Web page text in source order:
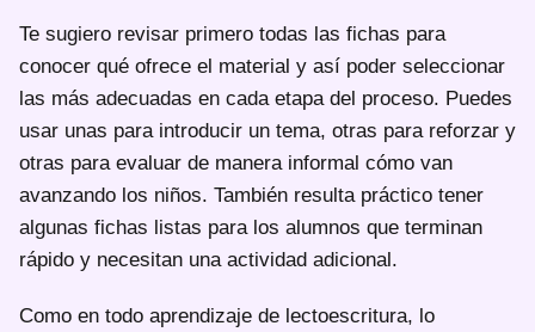
Te sugiero revisar primero todas las fichas para
conocer qué ofrece el material y así poder seleccionar
las más adecuadas en cada etapa del proceso. Puedes
usar unas para introducir un tema, otras para reforzar y
otras para evaluar de manera informal cómo van
avanzando los niños. También resulta práctico tener
algunas fichas listas para los alumnos que terminan
rápido y necesitan una actividad adicional.
Como en todo aprendizaje de lectoescritura, lo